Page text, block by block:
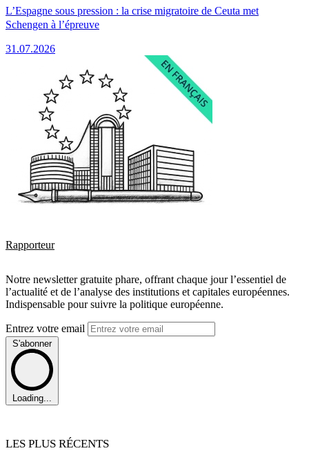
L’Espagne sous pression : la crise migratoire de Ceuta met
Schengen à l’épreuve
31.07.2026
Rapporteur
Notre newsletter gratuite phare, offrant chaque jour l’essentiel de
l’actualité et de l’analyse des institutions et capitales européennes.
Indispensable pour suivre la politique européenne.
Entrez votre email
S'abonner
Loading...
LES PLUS RÉCENTS